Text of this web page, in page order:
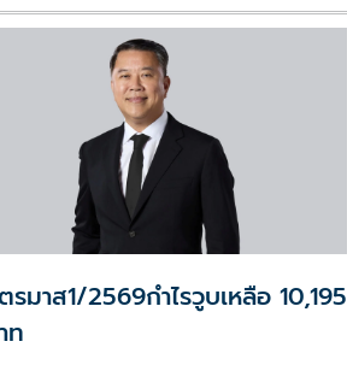
รมาส1/2569กำไรวูบเหลือ 10,195
ท